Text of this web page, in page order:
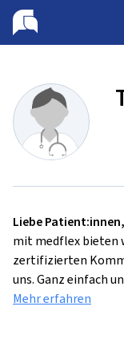
Liebe Patient:innen,
mit medflex bieten
zertifizierten
uns. Ganz einfach
Mehr erfahren